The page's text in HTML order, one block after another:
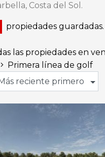
Costa del Sol.
propiedades guardadas.
las propiedades en
Primera línea de golf
reciente primero